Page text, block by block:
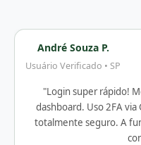
André Souza P.
Usuário Verificado • SP
"Login super rápido!
dashboard. Uso 2FA
totalmente seguro. A